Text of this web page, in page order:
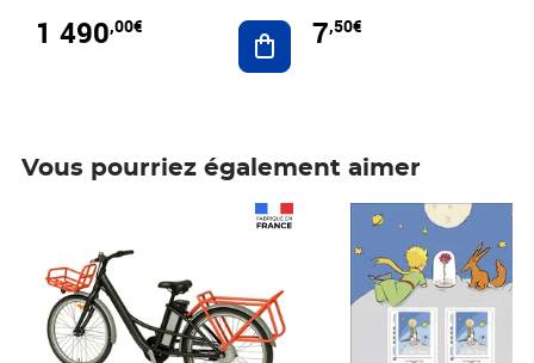
1 490,00€ Ajouter au panier
7,50€
Vous pourriez également aimer
Prix 7,50€